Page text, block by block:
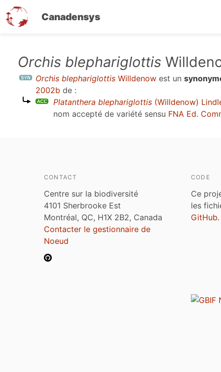
Canadensys
contenu
Orchis blephariglottis
Orchis blephariglottis Willdenow est un
2002b de :
Platanthera blephariglottis (Willdenow)
nom accepté de variété sensu FNA Ed.
CONTACT
Centre sur la biodiversité
4101 Sherbrooke Est
Montréal, QC, H1X 2B2, Canada
Contacter le gestionnaire de
Noeud
CODE
Ce
les
GitHub.